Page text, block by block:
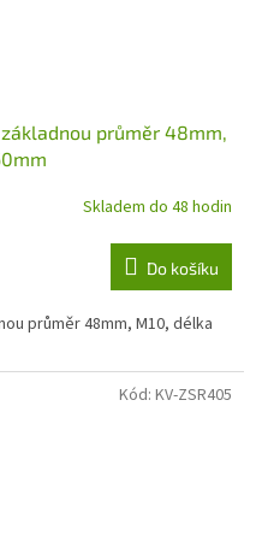
průměr 48mm,
Skladem do 48 hodin
Do košíku
průměr 48mm, M10, délka
Kód: KV-ZSR405